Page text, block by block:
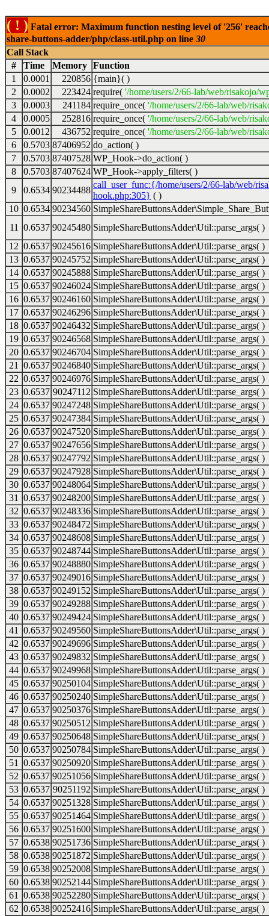
( ! ) Fatal error: Maximum function nesting level of '256'
share-buttons-adder/php/class-util.php on line 30
Call Stack
#
Time Memory Function
1
0.0001 220856 {main}( )
2
0.0002 223424 require( '/home/users/2/66-lab/web/risakojo/
3
0.0003 241184 require_once( '/home/users/2/66-lab/web/
4
0.0005 252816 require_once( '/home/users/2/66-lab/web/
5
0.0012 436752 require_once( '/home/users/2/66-lab/web/
6
0.5703 87406952 do_action( )
7
0.5703 87407528 WP_Hook->do_action( )
8
0.5703 87407624 WP_Hook->apply_filters( )
9
0.6534 90234488
call_user_func:{/home/users/2/66-lab/web/
hook.php:305} ( )
10 0.6534 90234560
11
0.6537 90245480 SimpleShareButtonsAdder\Util::parse_args( )
12 0.6537 90245616 SimpleShareButtonsAdder\Util::parse_args( )
13 0.6537 90245752 SimpleShareButtonsAdder\Util::parse_args( )
14 0.6537 90245888 SimpleShareButtonsAdder\Util::parse_args( )
15 0.6537 90246024 SimpleShareButtonsAdder\Util::parse_args( )
16 0.6537 90246160 SimpleShareButtonsAdder\Util::parse_args( )
17 0.6537 90246296 SimpleShareButtonsAdder\Util::parse_args( )
18 0.6537 90246432 SimpleShareButtonsAdder\Util::parse_args( )
19 0.6537 90246568 SimpleShareButtonsAdder\Util::parse_args( )
20 0.6537 90246704 SimpleShareButtonsAdder\Util::parse_args( )
21
0.6537 90246840 SimpleShareButtonsAdder\Util::parse_args( )
22 0.6537 90246976 SimpleShareButtonsAdder\Util::parse_args( )
23 0.6537 90247112 SimpleShareButtonsAdder\Util::parse_args( )
24 0.6537 90247248 SimpleShareButtonsAdder\Util::parse_args( )
25 0.6537 90247384 SimpleShareButtonsAdder\Util::parse_args( )
26 0.6537 90247520 SimpleShareButtonsAdder\Util::parse_args( )
27 0.6537 90247656 SimpleShareButtonsAdder\Util::parse_args( )
28 0.6537 90247792 SimpleShareButtonsAdder\Util::parse_args( )
29 0.6537 90247928 SimpleShareButtonsAdder\Util::parse_args( )
30 0.6537 90248064 SimpleShareButtonsAdder\Util::parse_args( )
31
0.6537 90248200 SimpleShareButtonsAdder\Util::parse_args( )
32 0.6537 90248336 SimpleShareButtonsAdder\Util::parse_args( )
33 0.6537 90248472 SimpleShareButtonsAdder\Util::parse_args( )
34 0.6537 90248608 SimpleShareButtonsAdder\Util::parse_args( )
35 0.6537 90248744 SimpleShareButtonsAdder\Util::parse_args( )
36 0.6537 90248880 SimpleShareButtonsAdder\Util::parse_args( )
37 0.6537 90249016 SimpleShareButtonsAdder\Util::parse_args( )
38 0.6537 90249152 SimpleShareButtonsAdder\Util::parse_args( )
39 0.6537 90249288 SimpleShareButtonsAdder\Util::parse_args( )
40 0.6537 90249424 SimpleShareButtonsAdder\Util::parse_args( )
41
0.6537 90249560 SimpleShareButtonsAdder\Util::parse_args( )
42 0.6537 90249696 SimpleShareButtonsAdder\Util::parse_args( )
43 0.6537 90249832 SimpleShareButtonsAdder\Util::parse_args( )
44 0.6537 90249968 SimpleShareButtonsAdder\Util::parse_args( )
45 0.6537 90250104 SimpleShareButtonsAdder\Util::parse_args( )
46 0.6537 90250240 SimpleShareButtonsAdder\Util::parse_args( )
47 0.6537 90250376 SimpleShareButtonsAdder\Util::parse_args( )
48 0.6537 90250512 SimpleShareButtonsAdder\Util::parse_args( )
49 0.6537 90250648 SimpleShareButtonsAdder\Util::parse_args( )
50 0.6537 90250784 SimpleShareButtonsAdder\Util::parse_args( )
51
0.6537 90250920 SimpleShareButtonsAdder\Util::parse_args( )
52 0.6537 90251056 SimpleShareButtonsAdder\Util::parse_args( )
53 0.6537 90251192 SimpleShareButtonsAdder\Util::parse_args( )
54 0.6537 90251328 SimpleShareButtonsAdder\Util::parse_args( )
55 0.6537 90251464 SimpleShareButtonsAdder\Util::parse_args( )
56 0.6537 90251600 SimpleShareButtonsAdder\Util::parse_args( )
57 0.6538 90251736 SimpleShareButtonsAdder\Util::parse_args( )
58 0.6538 90251872 SimpleShareButtonsAdder\Util::parse_args( )
59 0.6538 90252008 SimpleShareButtonsAdder\Util::parse_args( )
60 0.6538 90252144 SimpleShareButtonsAdder\Util::parse_args( )
61
0.6538 90252280 SimpleShareButtonsAdder\Util::parse_args( )
62 0.6538 90252416 SimpleShareButtonsAdder\Util::parse_args( )